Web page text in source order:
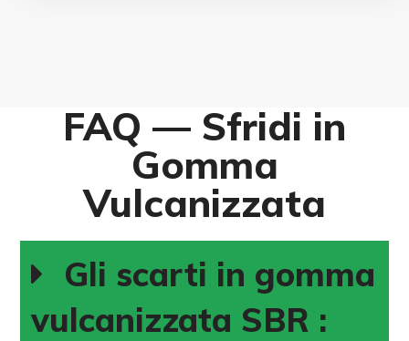
FAQ — Sfridi in
Gomma
Vulcanizzata
Gli scarti in gomma
vulcanizzata SBR :